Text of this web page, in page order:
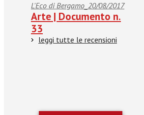
L'Eco di Bergamo_20/08/2017
Arte | Documento n.
33
leggi tutte le recensioni